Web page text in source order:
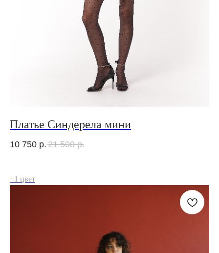
Платье Синдерела мини
10 750 р. 21 500 р.
+1 цвет